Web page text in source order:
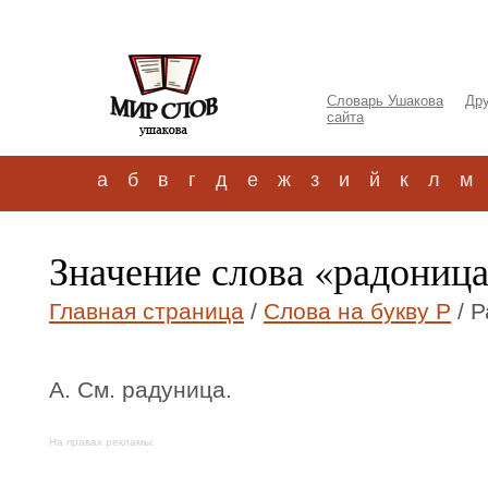
Словарь Ушакова
сайта
а б в г д е ж з и й к л м
Значение слова
Главная страница / Слова на букву Р /
А. См. радуница.
На правах рекламы: